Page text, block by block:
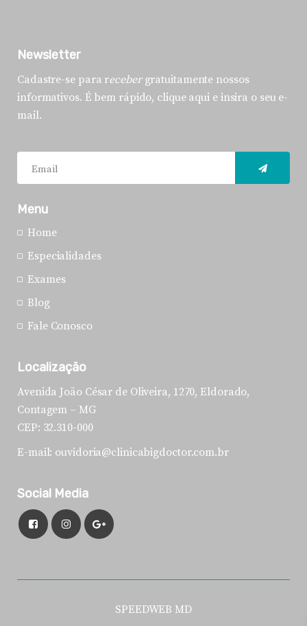
Newsletter
Cadastre-se para recebergratuitamente nossos
informativos. É bem rápido, clique aqui e insira o seu e-
mail.
Menu
Home
Especialidades
Exames
Blog
Fale Conosco
Localização
Avenida João César de Oliveira, 1270, Eldorado,
Contagem – MG
CEP: 32.310-000
E-mail: ouvidoria@clinicabigdoctor.com.br
Social Media
SPEEDWEB MD